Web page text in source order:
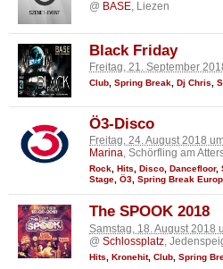
@ BASE, Liezen
Black Friday
Freitag, 21. September
Club, Spring Break, Dj Chris,
Ö3-Disco
Freitag, 24. August 2018
Marina, Schörfling am
Rock, Hits, Disco, Dancefloor,
Stage, Ö3, Spring Break
The SPOOK 2018
Samstag, 18. August 2018
@ Schlossplatz ,
Hits Kronehit, Club Spring